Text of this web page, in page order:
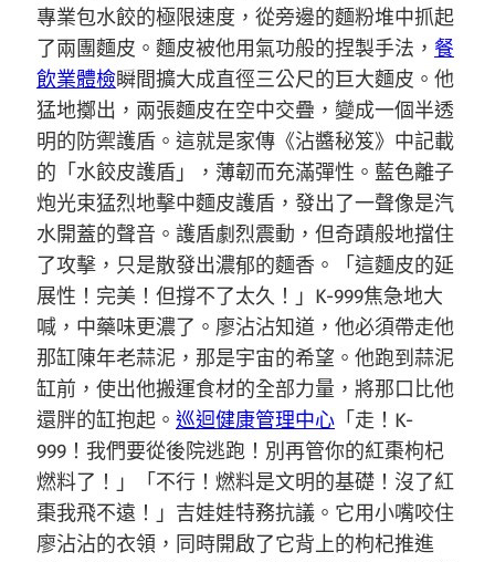
專業包水餃的極限速度，從旁邊的麵粉堆中抓起
了兩團麵皮。麵皮被他用氣功般的捏製手法， 餐
飲業體檢瞬間擴大成直徑三公尺的巨大麵皮。他
猛地擲出，兩張麵皮在空中交疊，變成一個半透
明的防禦護盾。這就是家傳《沾醬秘笈》中記載
的「水餃皮護盾」，薄韌而充滿彈性。藍色離子
炮光束猛烈地擊中麵皮護盾，發出了一聲像是汽
水開蓋的聲音。護盾劇烈震動，但奇蹟般地擋住
了攻擊，只是散發出濃郁的麵香。「這麵皮的延
展性！完美！但撐不了太久！」K-999焦急地大
喊，中藥味更濃了。廖沾沾知道，他必須帶走他
那缸陳年老蒜泥，那是宇宙的希望。他跑到蒜泥
缸前，使出他搬運食材的全部力量，將那口比他
還胖的缸抱起。 巡迴健康管理中心 「走！K-
999！我們要從後院逃跑！別再管你的紅棗枸杞
燃料了！」「不行！燃料是文明的基礎！沒了紅
棗我飛不遠！」吉娃娃特務抗議。它用小嘴咬住
廖沾沾的衣領，同時開啟了它背上的枸杞推進